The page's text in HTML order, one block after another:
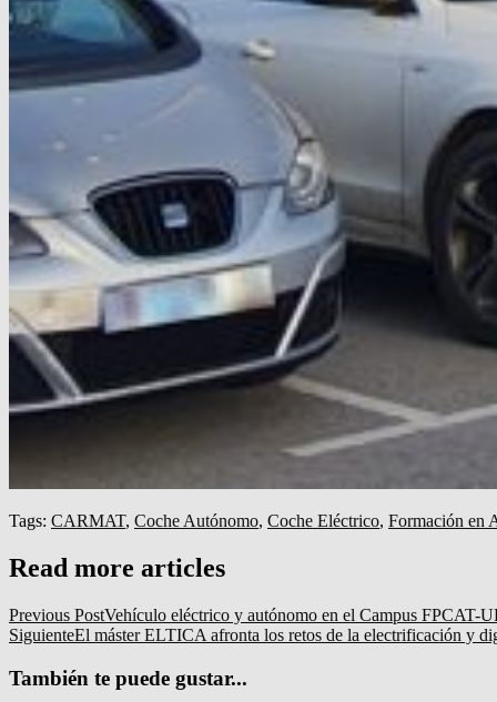
Tags: CARMAT, Coche Autónomo, Coche Eléctrico, Formación en
Read more articles
Previous PostVehículo eléctrico y autónomo en el Campus FPCAT-
SiguienteEl máster ELTICA afronta los retos de la electrificación y
También te puede gustar...